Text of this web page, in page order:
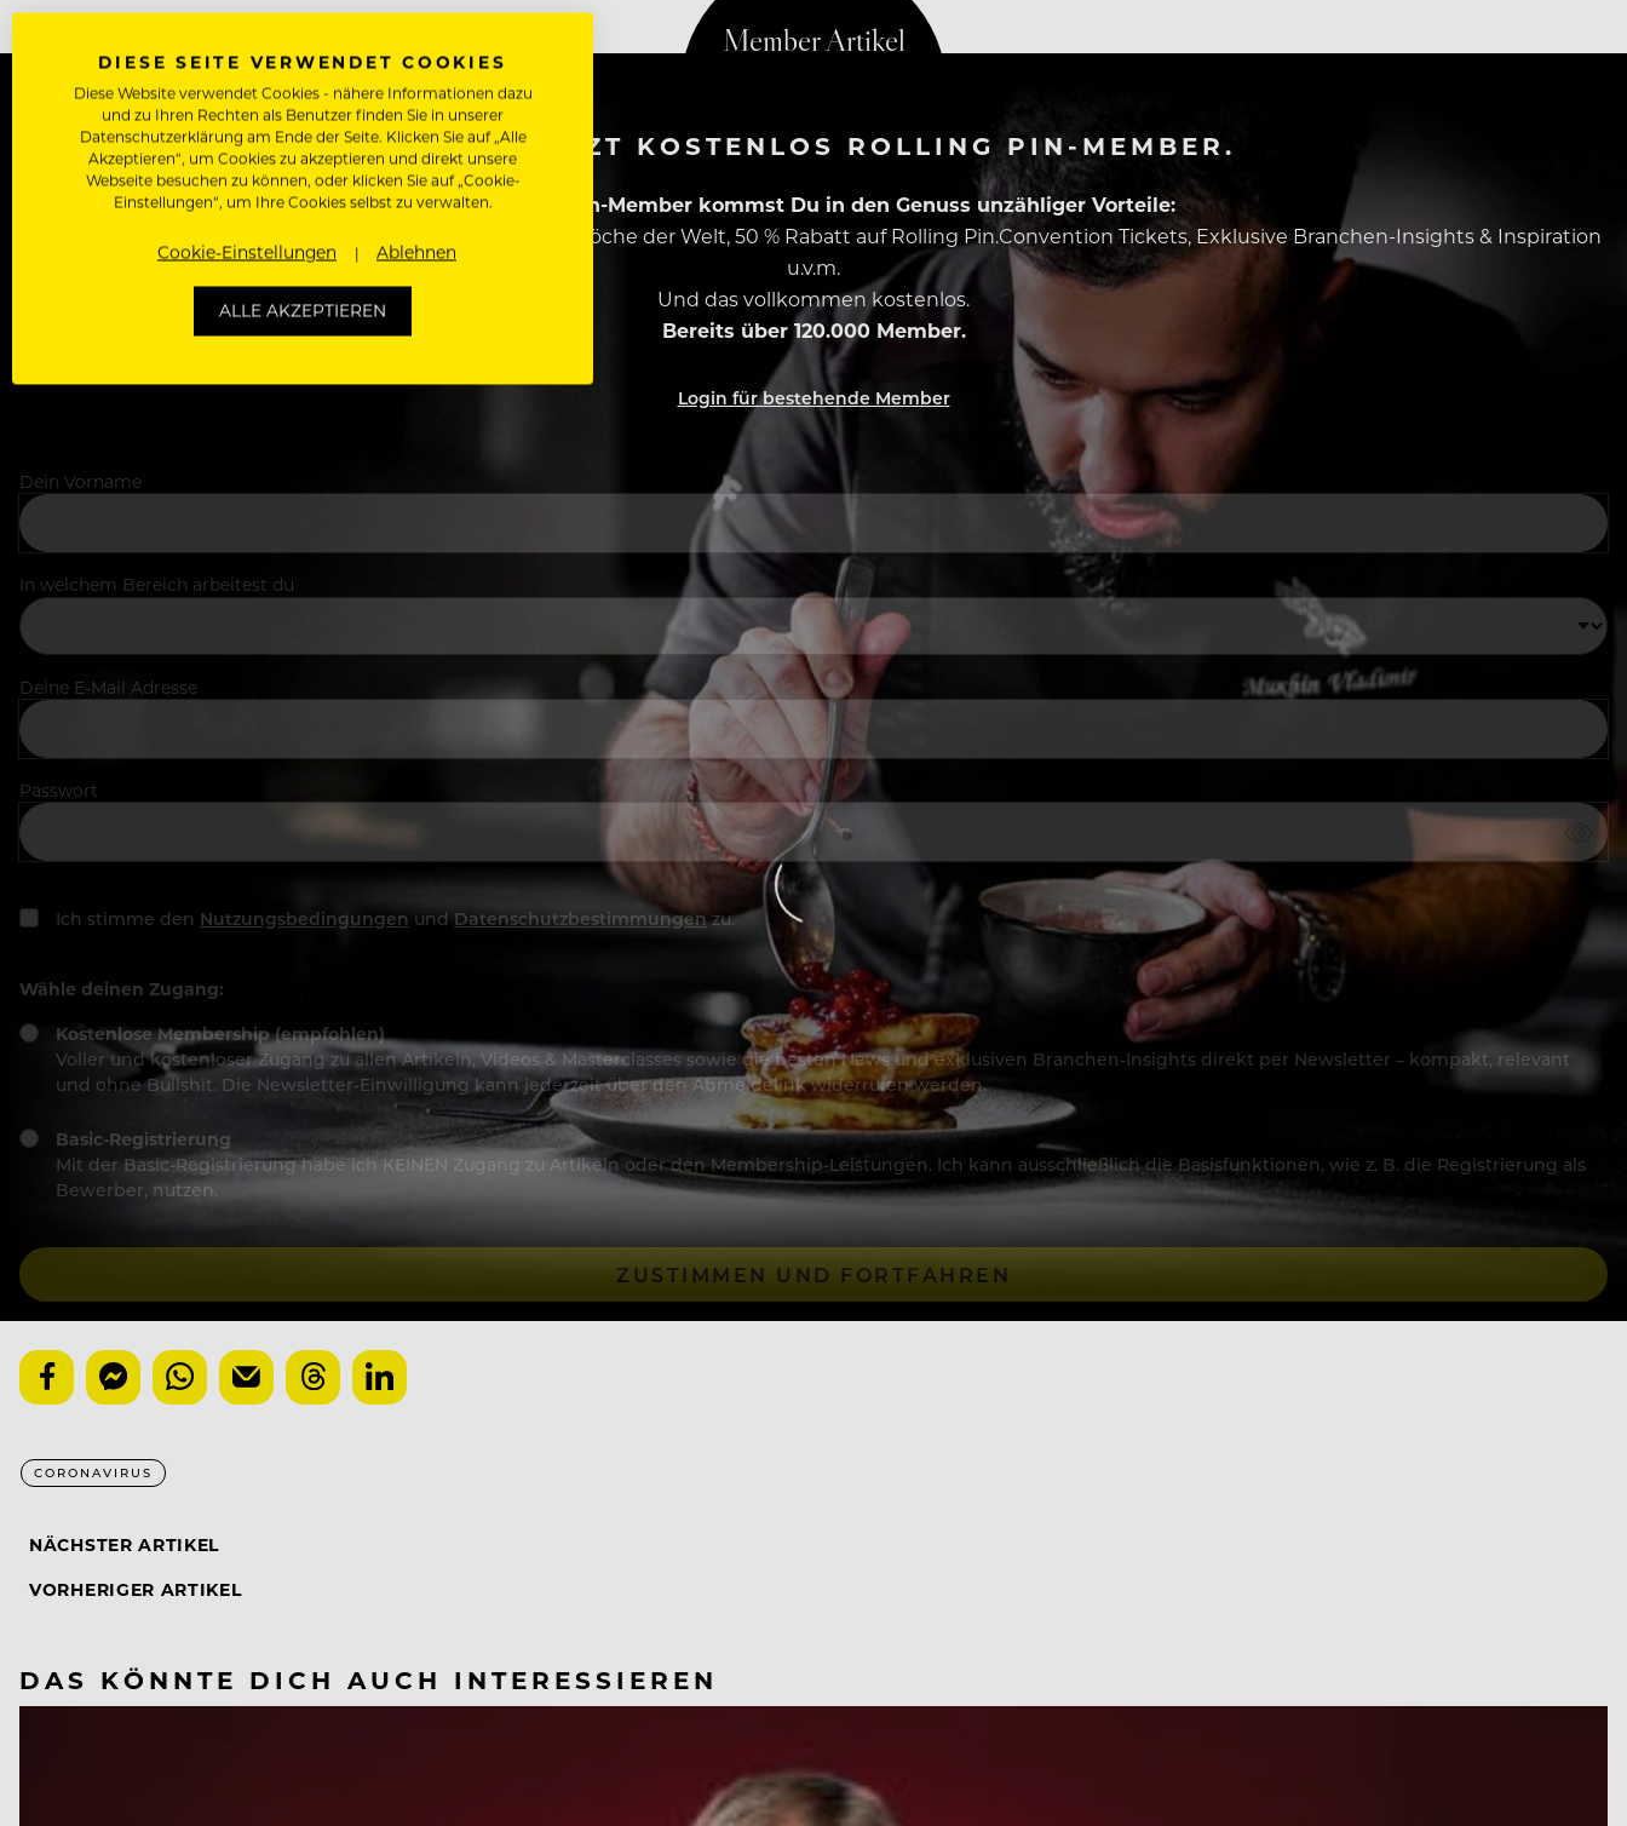
WERDE JETZT KOSTENLOS ROLLING PIN-MEMBER.
Als Rolling Pin-Member kommst Du in den Genuss unzähliger Vorteile:
Zugriff auf alle Artikel, Videos & Masterclasses der besten Köche der Welt, 50 % Rabatt auf Rolling Pin.Convention Tickets, Exklusive Branchen-Insights & Inspiration
u.v.m.
Und das vollkommen kostenlos.
Bereits über 120.000 Member.
Login für bestehende Member
Dein Vorname
In welchem Bereich arbeitest du
Deine E-Mail Adresse
Passwort
Ich stimme den Nutzungsbedingungen und Datenschutzbestimmungenzu.
Wähle deinen Zugang:
Kostenlose Membership (empfohlen)
Voller und kostenloser Zugang zu allen Artikeln, Videos & Masterclasses sowie die besten News und exklusiven Branchen-Insights direkt per Newsletter – kompakt, relevant
und ohne Bullshit. Die Newsletter-Einwilligung kann jederzeit über den Abmeldelink widerrufen werden.
Basic-Registrierung
Mit der Basic-Registrierung habe ich KEINEN Zugang zu Artikeln oder den Membership-Leistungen. Ich kann ausschließlich die Basisfunktionen, wie z. B. die Registrierung als
Bewerber, nutzen.
ZUSTIMMEN UND FORTFAHREN
CORONAVIRUS
NÄCHSTER ARTIKEL
VORHERIGER ARTIKEL
DAS KÖNNTE DICH AUCH INTERESSIEREN
DIESE SEITE VERWENDET COOKIES
Diese Website verwendet Cookies - nähere Informationen dazu
und zu Ihren Rechten als Benutzer finden Sie in unserer
Datenschutzerklärung am Ende der Seite. Klicken Sie auf „Alle
Akzeptieren“, um Cookies zu akzeptieren und direkt unsere
Webseite besuchen zu können, oder klicken Sie auf „Cookie-
Einstellungen“, um Ihre Cookies selbst zu verwalten.
Cookie-Einstellungen Ablehnen
ALLE AKZEPTIEREN